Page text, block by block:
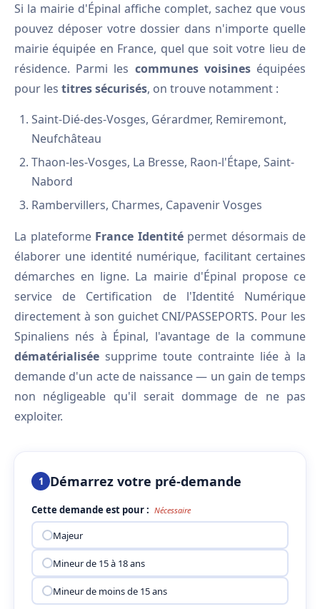
Si la mairie d'Épinal affiche complet, sachez que vous
pouvez déposer votre dossier dans n'importe quelle
mairie équipée en France, quel que soit votre lieu de
résidence. Parmi les communes voisineséquipées
pour les titres sécurisés, on trouve notamment :
Saint-Dié-des-Vosges, Gérardmer, Remiremont,
Neufchâteau
Thaon-les-Vosges, La Bresse, Raon-l'Étape, Saint-
Nabord
Rambervillers, Charmes, Capavenir Vosges
La plateforme France Identitépermet désormais de
élaborer une identité numérique, facilitant certaines
démarches en ligne. La mairie d'Épinal propose ce
service de Certification de l'Identité Numérique
directement à son guichet CNI/PASSEPORTS. Pour les
Spinaliens nés à Épinal, l'avantage de la commune
dématérialisée supprime toute contrainte liée à la
demande d'un acte de naissance — un gain de temps
non négligeable qu'il serait dommage de ne pas
exploiter.
1 Démarrez votre pré-demande
Cette demande est pour : Nécessaire
Majeur
Mineur de 15 à 18 ans
Mineur de moins de 15 ans